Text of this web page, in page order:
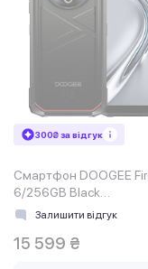
300₴ за відгук
Смартфон DOOGEE
6/256GB Black
(6923740234303)
Залишити відгук
15 599 ₴